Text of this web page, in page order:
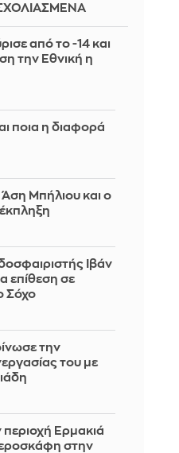
από το -14 και
την Εθνική η
ποια η διαφορά
Μπήλιου και ο
Ιβάν
επίθεση σε
Σόχο
την
του με
Ερμακιά
στην